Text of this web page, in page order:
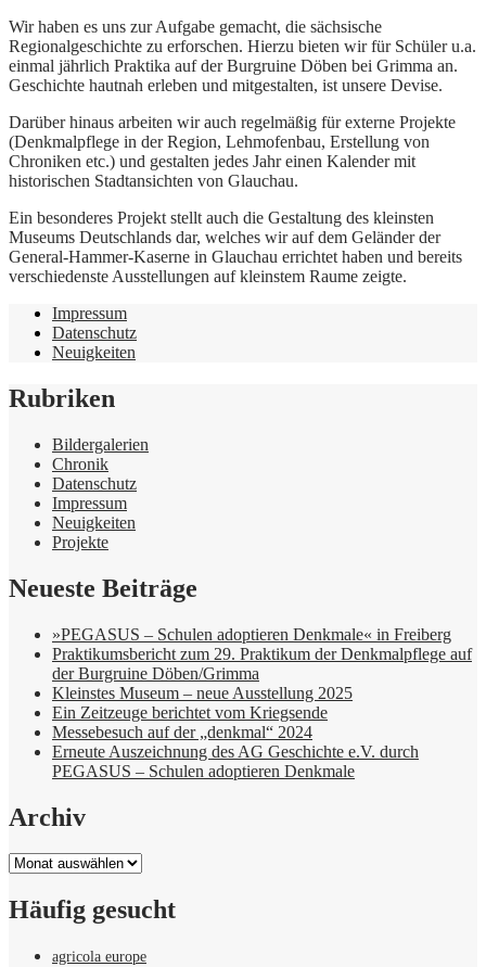
Wir haben es uns zur Aufgabe gemacht, die sächsische
Regionalgeschichte zu erforschen. Hierzu bieten wir für Schüler u.a.
einmal jährlich Praktika auf der Burgruine Döben bei Grimma an.
Geschichte hautnah erleben und mitgestalten, ist unsere Devise.
Darüber hinaus arbeiten wir auch regelmäßig für externe Projekte
(Denkmalpflege in der Region, Lehmofenbau, Erstellung von
Chroniken etc.) und gestalten jedes Jahr einen Kalender mit
historischen Stadtansichten von Glauchau.
Ein besonderes Projekt stellt auch die Gestaltung des kleinsten
Museums Deutschlands dar, welches wir auf dem Geländer der
General-Hammer-Kaserne in Glauchau errichtet haben und bereits
verschiedenste Ausstellungen auf kleinstem Raume zeigte.
Impressum
Datenschutz
Neuigkeiten
Rubriken
Bildergalerien
Chronik
Datenschutz
Impressum
Neuigkeiten
Projekte
Neueste Beiträge
»PEGASUS – Schulen adoptieren Denkmale« in Freiberg
Praktikumsbericht zum 29. Praktikum der Denkmalpflege auf
der Burgruine Döben/Grimma
Kleinstes Museum – neue Ausstellung 2025
Ein Zeitzeuge berichtet vom Kriegsende
Messebesuch auf der „denkmal“ 2024
Erneute Auszeichnung des AG Geschichte e.V. durch
PEGASUS – Schulen adoptieren Denkmale
Archiv
Archiv
Häufig gesucht
agricola europe